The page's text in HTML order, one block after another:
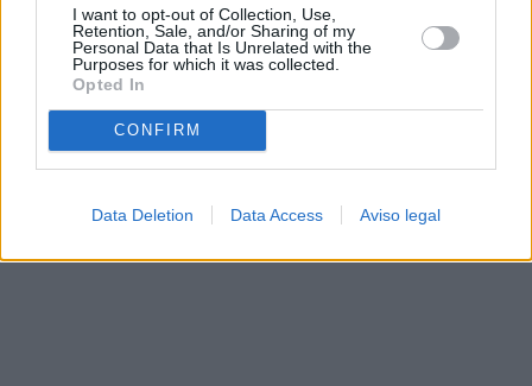
I want to opt-out of Collection, Use,
Retention, Sale, and/or Sharing of my
Personal Data that Is Unrelated with the
Purposes for which it was collected.
Opted In
CONFIRM
Data Deletion Data Access Aviso legal